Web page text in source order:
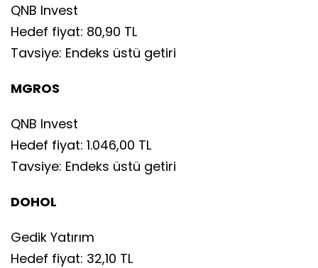
QNB Invest
Hedef fiyat: 80,90 TL
Tavsiye: Endeks üstü getiri
MGROS
QNB Invest
Hedef fiyat: 1.046,00 TL
Tavsiye: Endeks üstü getiri
DOHOL
Gedik Yatırım
Hedef fiyat: 32,10 TL